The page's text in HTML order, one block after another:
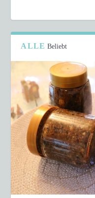
SCHNELLER
MINUTEN
ALLE Beliebt